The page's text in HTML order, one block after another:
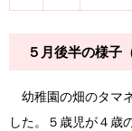
５月後半の様子
幼稚園の畑のタマ
した。５歳児が４歳